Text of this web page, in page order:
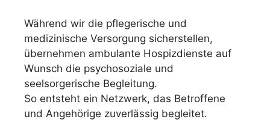
Während wir die pflegerische und
medizinische Versorgung sicherstellen,
übernehmen ambulante Hospizdienste auf
Wunsch die psychosoziale und
seelsorgerische Begleitung.
So entsteht ein Netzwerk, das Betroffene
und Angehörige zuverlässig begleitet.